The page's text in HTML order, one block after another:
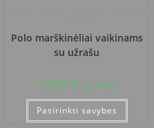
Polo marškinėliai vaikinams
su užrašu
17,00 € su PVM
Pasirinkti savybes